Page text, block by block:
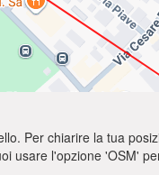
Per chiarire la tua
usare l'opzione 'OSM'